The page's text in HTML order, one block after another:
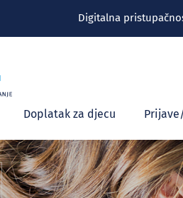
Digitalna
Doplatak za djecu